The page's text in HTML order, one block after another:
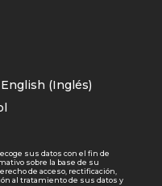
English (Inglés)
sus datos con el fin de
sobre la base de su
de acceso, rectificación,
al tratamiento de sus datos y